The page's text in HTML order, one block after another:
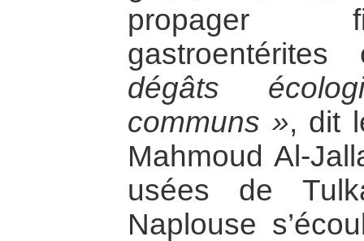
propager
dégâts
communs », dit
Mahmoud Al-
usées de
Naplouse